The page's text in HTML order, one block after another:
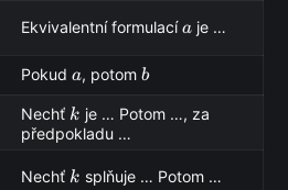
Ekvivalentní formulacía
a je …
Pokuda
a, potomb
b
Nechť k
k je … Potom …, za
předpokladu …
Nechť k
k splňuje … Potom …